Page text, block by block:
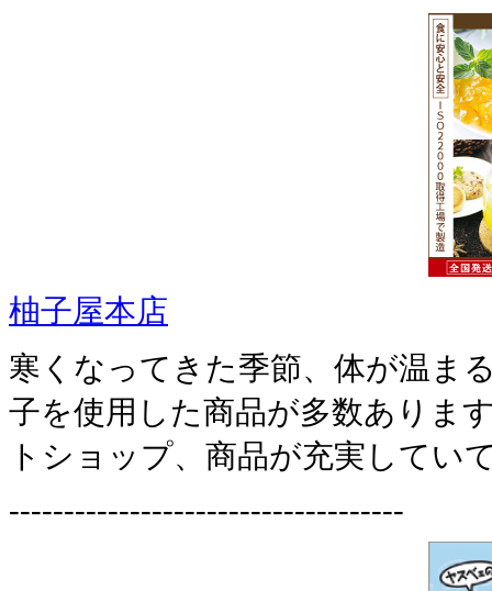
柚子屋本店
寒くなってきた季節、体が温ま
子を使用した商品が多数ありま
トショップ、商品が充実してい
------------------------------------